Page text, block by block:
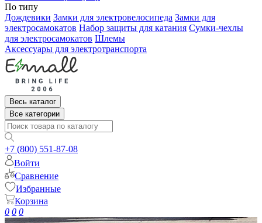
По типу
Дождевики Замки для электровелосипеда Замки для
электросамокатов Набор защиты для катания Сумки-чехлы
для электросамокатов Шлемы
Аксессуары для электротранспорта
Весь каталог
Все категории
+7 (800) 551-87-08
Войти
Сравнение
Избранные
Корзина
0 0 0